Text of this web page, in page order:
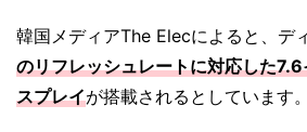
韓国メディアThe Elecによると、デ
のリフレッシュレートに対応した
スプレイが搭載されるとしています。